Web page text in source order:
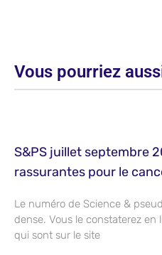
Vous pourriez
S&PS juillet septembre
rassurantes pour le
Le numéro de Science &
dense. Vous le constaterez en
qui sont sur le site